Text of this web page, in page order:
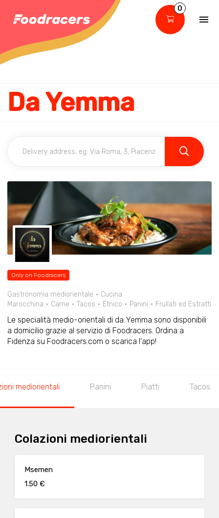
0
Da Yemma
Only on Foodracers
Gastronomia mediorientale
Cucina
Marocchina
Carne Tacos Etnico Panini Frullati ed Estratti
Le specialità medio-orientali di da Yemma sono disponibili
a domicilio grazie al servizio di Foodracers. Ordina a
Fidenza su Foodracers.com o scarica l'app!
mediorientali Panini Piatti Tacos
Colazioni mediorientali
Msemen
1.50 €